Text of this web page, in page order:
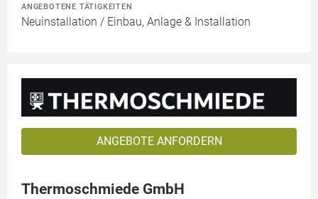
ANGEBOTENE TÄTIGKEITEN
Neuinstallation / Einbau, Anlage & Installation
ANGEBOTE ANFORDERN
Thermoschmiede GmbH